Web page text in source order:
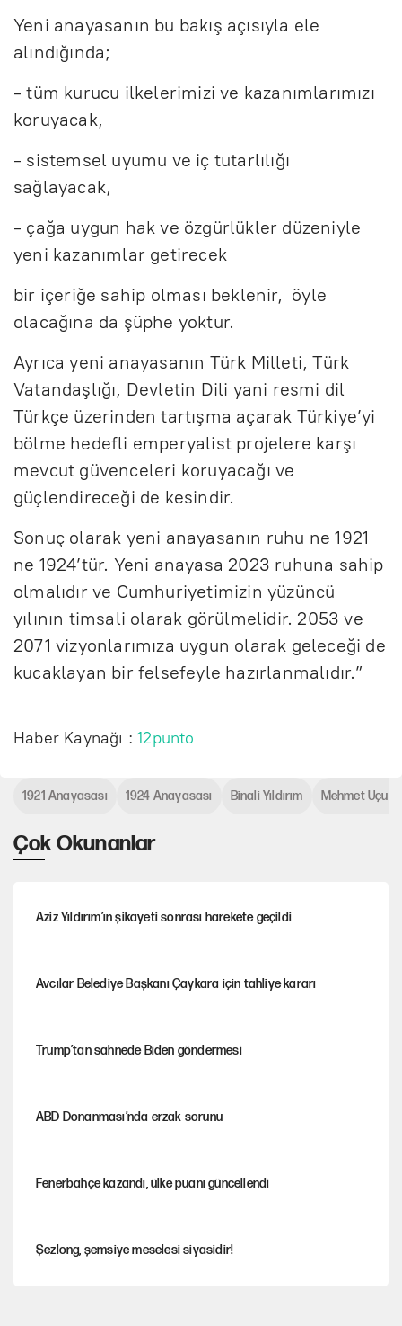
Yeni anayasanın bu bakış açısıyla ele
alındığında;
- tüm kurucu ilkelerimizi ve kazanımlarımızı
koruyacak,
- sistemsel uyumu ve iç tutarlılığı
sağlayacak,
- çağa uygun hak ve özgürlükler düzeniyle
yeni kazanımlar getirecek
bir içeriğe sahip olması beklenir, öyle
olacağına da şüphe yoktur.
Ayrıca yeni anayasanın Türk Milleti, Türk
Vatandaşlığı, Devletin Dili yani resmi dil
Türkçe üzerinden tartışma açarak Türkiye’yi
bölme hedefli emperyalist projelere karşı
mevcut güvenceleri koruyacağı ve
güçlendireceği de kesindir.
Sonuç olarak yeni anayasanın ruhu ne 1921
ne 1924’tür. Yeni anayasa 2023 ruhuna sahip
olmalıdır ve Cumhuriyetimizin yüzüncü
yılının timsali olarak görülmelidir. 2053 ve
2071 vizyonlarımıza uygun olarak geleceği de
kucaklayan bir felsefeyle hazırlanmalıdır.”
Haber Kaynağı :12punto
Çok Okunanlar
Aziz Yıldırım’ın şikayeti sonrası harekete geçildi
Avcılar Belediye Başkanı Çaykara için tahliye kararı
Trump’tan sahnede Biden göndermesi
ABD Donanması’nda erzak sorunu
Fenerbahçe kazandı, ülke puanı güncellendi
Şezlong, şemsiye meselesi siyasidir!
1921 Anayasası 1924 Anayasası Binali Yıldırım Mehmet Uçum